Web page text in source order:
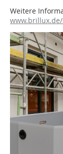
Weitere